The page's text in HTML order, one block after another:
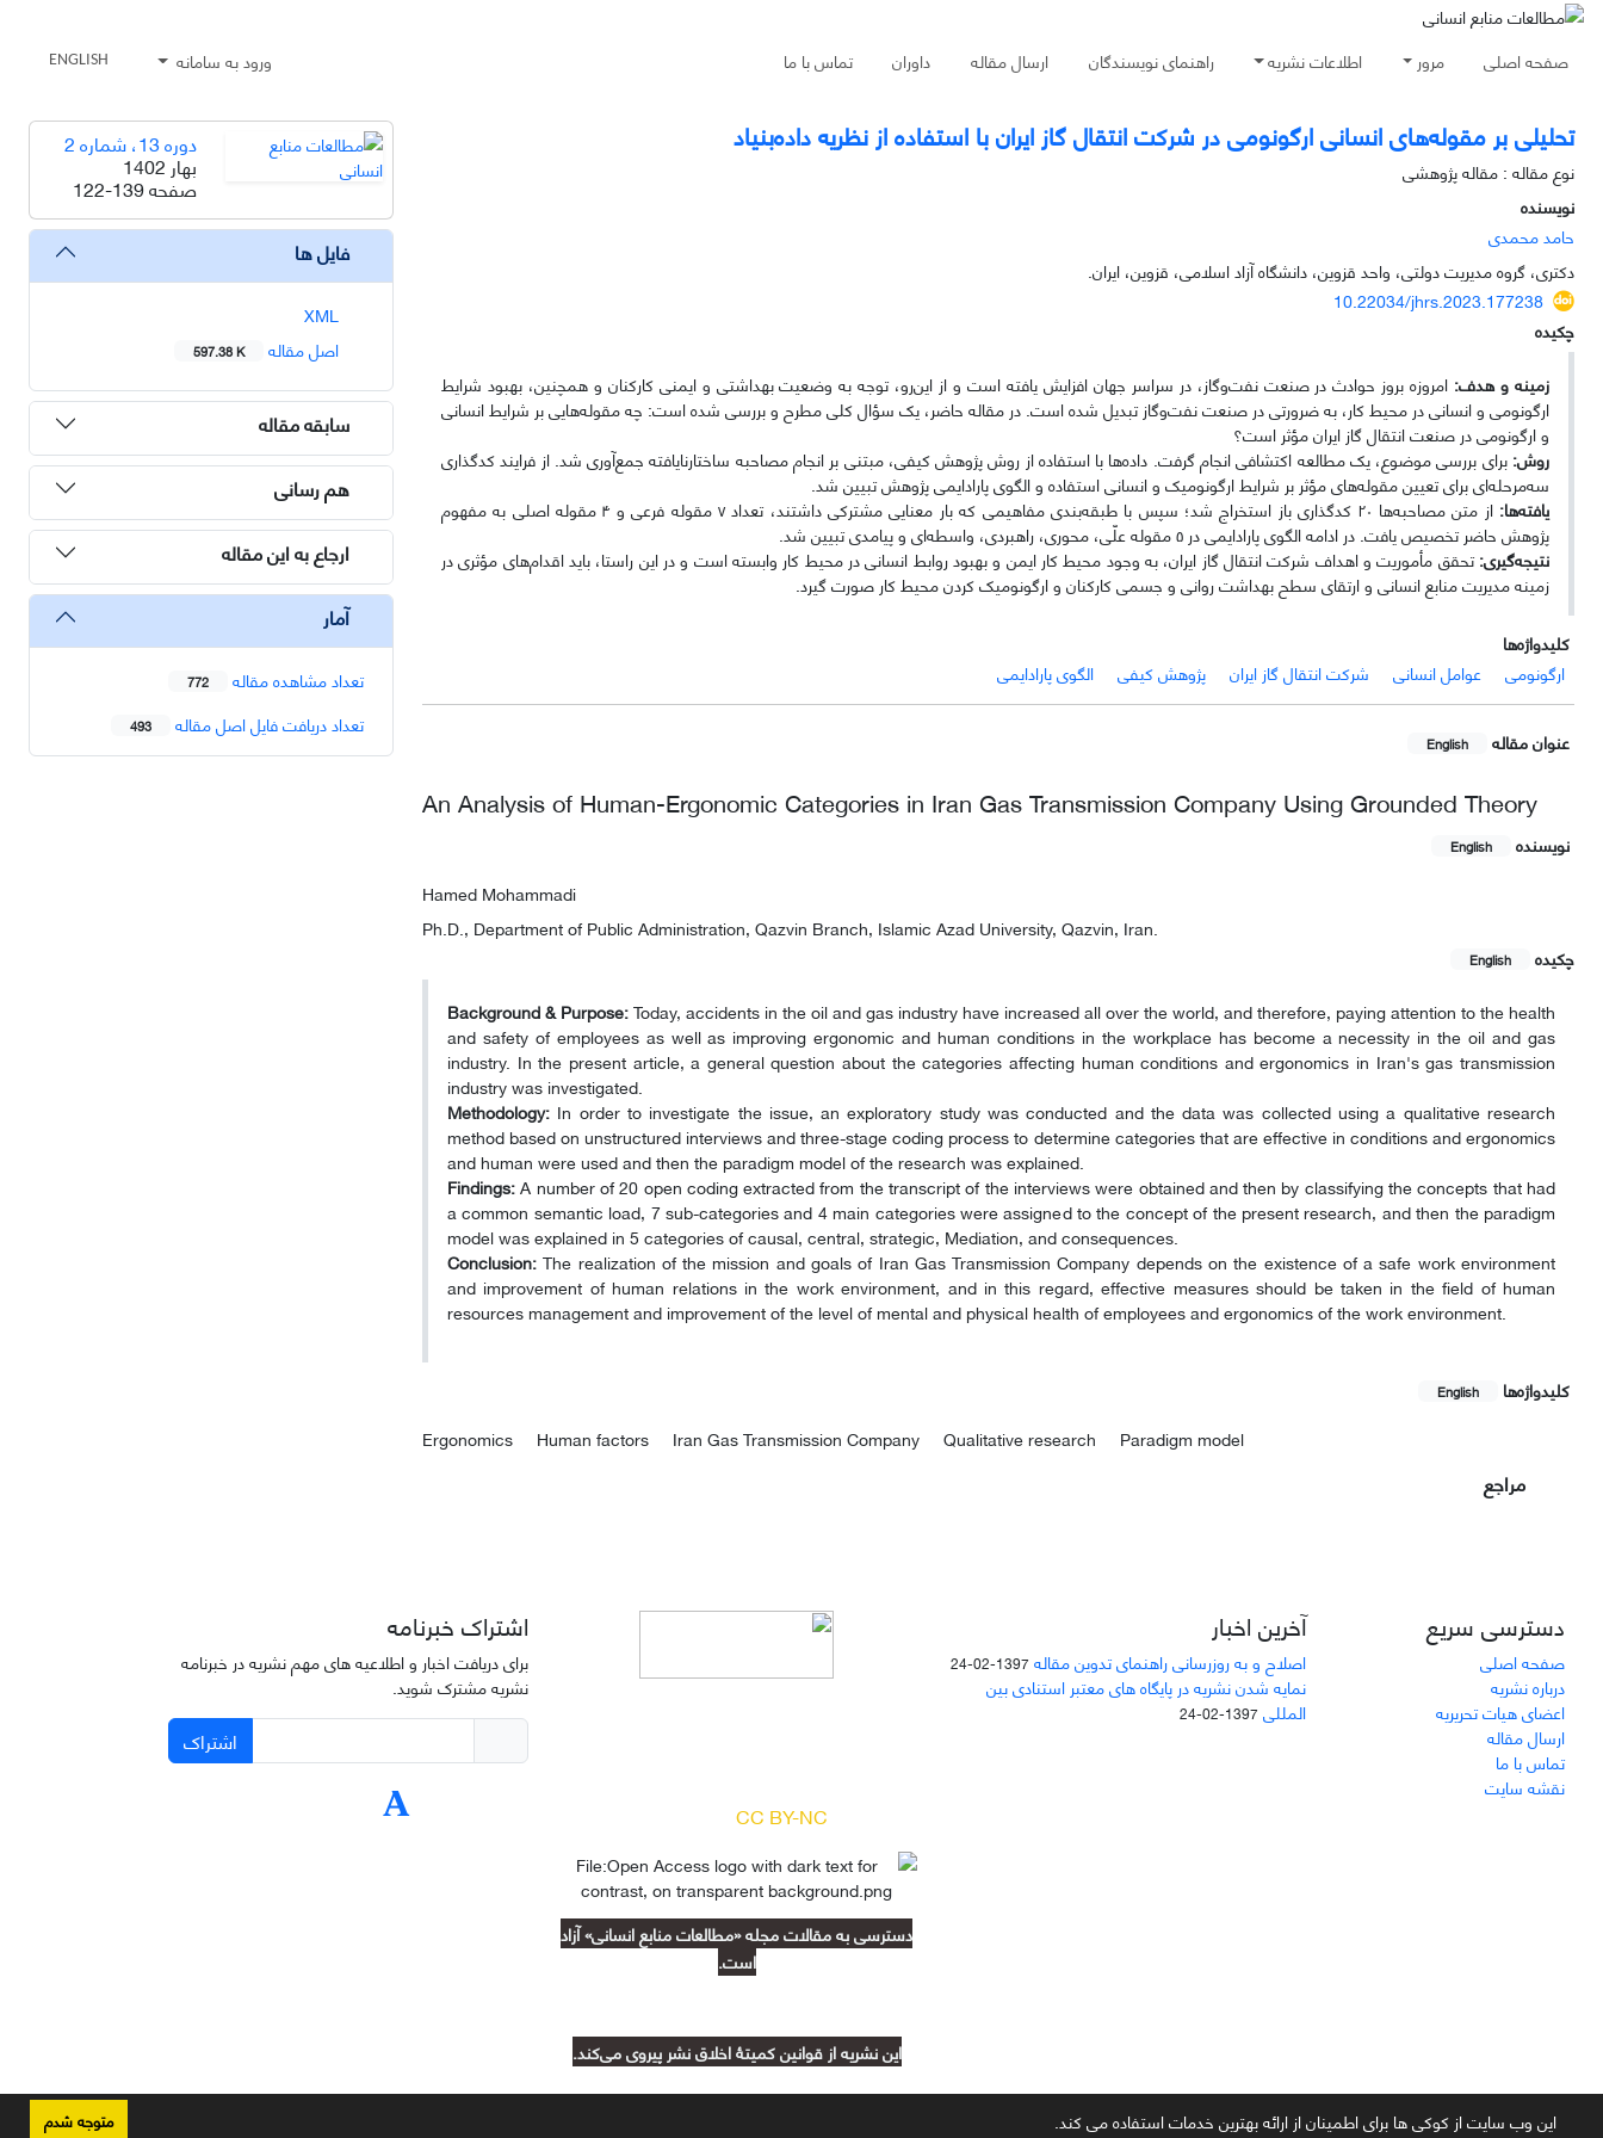
این وب سایت از کوکی ها برای اطمینان از ارائه بهترین خدمات استفاده می کند. متوجه شدم
صفحه اصلی مرور اطلاعات نشریه راهنمای نویسندگان ارسال مقاله داوران تماس با ما ورود به سامانه ENGLISH
تحلیلی بر مقوله‌های انسانی ارگونومی در شرکت انتقال گاز ایران با استفاده از نظریه داده‌بنیاد
نوع مقاله : مقاله پژوهشی
نویسنده
حامد محمدی
دکتری، گروه مدیریت دولتی، واحد قزوین، دانشگاه آزاد اسلامی، قزوین، ایران.
10.22034/jhrs.2023.177238
چکیده
زمینه و هدف: امروزه بروز حوادث در صنعت نفت‌وگاز، در سراسر جهان افزایش یافته است و از این‌رو، توجه به وضعیت بهداشتی و ایمنی کارکنان و همچنین، بهبود شرایط
ارگونومی و انسانی در محیط کار، به ضرورتی در صنعت نفت‌وگاز تبدیل شده است. در مقاله حاضر، یک سؤال کلی مطرح و بررسی شده است: چه مقوله‌هایی بر شرایط انسانی
و ارگونومی در صنعت انتقال گاز ایران مؤثر است؟
روش: برای بررسی موضوع، یک مطالعه اکتشافی انجام گرفت. داده‌ها با استفاده از روش پژوهش کیفی، مبتنی بر انجام مصاحبه ساختارنایافته جمع‌آوری شد. از فرایند کدگذاری
سه‌مرحله‌ای برای تعیین مقوله‌های مؤثر بر شرایط ارگونومیک و انسانی استفاده و الگوی پارادایمی پژوهش تبیین شد.
یافته‌ها:
از متن مصاحبه‌ها ۲۰ کدگذاری باز استخراج شد؛ سپس با طبقه‌بندی مفاهیمی که بار معنایی مشترکی داشتند، تعداد ۷ مقوله فرعی و ۴ مقوله اصلی به مفهوم
پژوهش حاضر تخصیص یافت. در ادامه الگوی پارادایمی در ۵ مقوله علّی، محوری، راهبردی، واسطه‌ای و پیامدی تبیین شد.
نتیجه‌گیری: تحقق مأموریت و اهداف شرکت انتقال گاز ایران، به وجود محیط کار ایمن و بهبود روابط انسانی در محیط کار وابسته است و در این راستا، باید اقدام‌های مؤثری در
زمینه مدیریت منابع انسانی و ارتقای سطح بهداشت روانی و جسمی کارکنان و ارگونومیک کردن محیط کار صورت گیرد.
کلیدواژه‌ها
ارگونومی
عوامل انسانی شرکت انتقال گاز ایران پژوهش کیفی الگوی پارادایمی
عنوان مقاله English
An Analysis of Human-Ergonomic Categories in Iran Gas Transmission Company Using Grounded Theory
نویسنده English
Hamed Mohammadi
Ph.D., Department of Public Administration, Qazvin Branch, Islamic Azad University, Qazvin, Iran.
چکیده
English
Background & Purpose:Today, accidents in the oil and gas industry have increased all over the world, and therefore, paying attention to the health
and safety of employees as well as improving ergonomic and human conditions in the workplace has become a necessity in the oil and gas
industry. In the present article, a general question about the categories affecting human conditions and ergonomics in Iran's gas transmission
industry was investigated.
Methodology: In order to investigate the issue, an exploratory study was conducted and the data was collected using a qualitative research
method based on unstructured interviews and three-stage coding process to determine categories that are effective in conditions and ergonomics
and human were used and then the paradigm model of the research was explained.
Findings:A number of 20 open coding extracted from the transcript of the interviews were obtained and then by classifying the concepts that had
a common semantic load, 7 sub-categories and 4 main categories were assigned to the concept of the present research, and then the paradigm
model was explained in 5 categories of causal, central, strategic, Mediation, and consequences.
Conclusion: The realization of the mission and goals of Iran Gas Transmission Company depends on the existence of a safe work environment
and improvement of human relations in the work environment, and in this regard, effective measures should be taken in the field of human
resources management and improvement of the level of mental and physical health of employees and ergonomics of the work environment.
کلیدواژه‌ها English
Ergonomics Human factors Iran Gas Transmission Company Qualitative research Paradigm model
مراجع
دوره 13، شماره 2
بهار 1402
صفحه122-139
فایل ها
XML
اصل مقاله
597.38 K
سابقه مقاله
هم رسانی
ارجاع به این مقاله
آمار
تعداد مشاهده مقاله 772
تعداد دریافت فایل اصل مقاله 493
دسترسی سریع
صفحه اصلی
درباره نشریه
اعضای هیات تحریریه
ارسال مقاله
تماس با ما
نقشه سایت
آخرین اخبار
اصلاح و به روزرسانی راهنمای تدوین مقاله 1397-02-24
نمایه شدن نشریه در پایگاه های معتبر استنادی بین
المللی 1397-02-24
CC BY-NC
دسترسی به مقالات مجله «مطالعات منابع انسانی» آزاد
است.
این نشریه از قوانین کمیتۀ اخلاق نشر پیروی می‌کند.
اشتراک خبرنامه
برای دریافت اخبار و اطلاعیه های مهم نشریه در خبرنامه
نشریه مشترک شوید.
اشتراک
سامانه مدیریت نشریات علمی.طراحی و پیاده سازی ازسیناوب